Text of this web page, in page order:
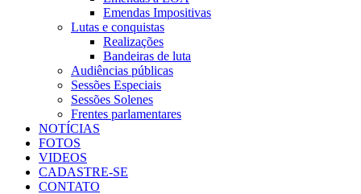
Emendas Impositivas
Lutas e conquistas
Realizações
Bandeiras de luta
Audiências públicas
Sessões Especiais
Sessões Solenes
Frentes parlamentares
NOTÍCIAS
FOTOS
VIDEOS
CADASTRE-SE
CONTATO